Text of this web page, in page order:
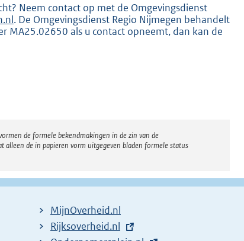
Neem contact op met de Omgevingsdienst
. De Omgevingsdienst Regio Nijmegen behandelt
MA25.02650 als u contact opneemt, dan kan de
de formele bekendmakingen in de zin van de
alleen de in papieren vorm uitgegeven bladen formele status
MijnOverheid.nl
E
Rijksoverheid.nl